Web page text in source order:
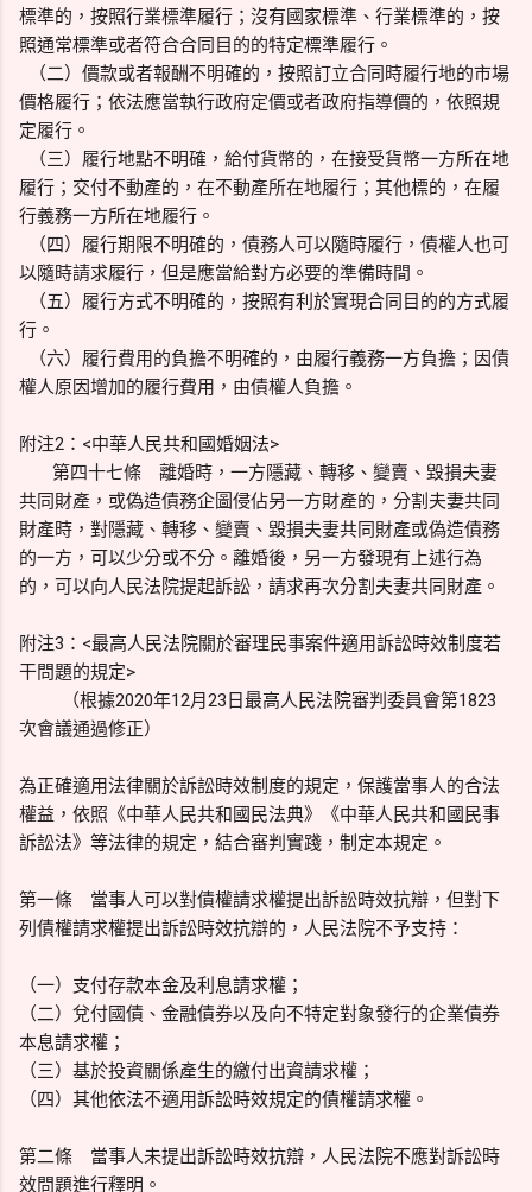
標準的，按照行業標準履行；沒有國家標準、行業標準的，按
照通常標準或者符合合同目的的特定標準履行。
（二）價款或者報酬不明確的，按照訂立合同時履行地的市場
價格履行；依法應當執行政府定價或者政府指導價的，依照規
定履行。
（三）履行地點不明確，給付貨幣的，在接受貨幣一方所在地
履行；交付不動產的，在不動產所在地履行；其他標的，在履
行義務一方所在地履行。
（四）履行期限不明確的，債務人可以隨時履行，債權人也可
以隨時請求履行，但是應當給對方必要的準備時間。
（五）履行方式不明確的，按照有利於實現合同目的的方式履
行。
（六）履行費用的負擔不明確的，由履行義務一方負擔；因債
權人原因增加的履行費用，由債權人負擔。
附注2：<中華人民共和國婚姻法>
第四十七條 離婚時，一方隱藏、轉移、變賣、毀損夫妻
共同財產，或偽造債務企圖侵佔另一方財產的，分割夫妻共同
財產時，對隱藏、轉移、變賣、毀損夫妻共同財產或偽造債務
的一方，可以少分或不分。離婚後，另一方發現有上述行為
的，可以向人民法院提起訴訟，請求再次分割夫妻共同財產。
附注3：<最高人民法院關於審理民事案件適用訴訟時效制度若
干問題的規定>
（根據2020年12月23日最高人民法院審判委員會第1823
次會議通過修正）
為正確適用法律關於訴訟時效制度的規定，保護當事人的合法
權益，依照《中華人民共和國民法典》《中華人民共和國民事
訴訟法》等法律的規定，結合審判實踐，制定本規定。
第一條 當事人可以對債權請求權提出訴訟時效抗辯，但對下
列債權請求權提出訴訟時效抗辯的，人民法院不予支持：
（一）支付存款本金及利息請求權；
（二）兌付國債、金融債券以及向不特定對象發行的企業債券
本息請求權；
（三）基於投資關係產生的繳付出資請求權；
（四）其他依法不適用訴訟時效規定的債權請求權。
第二條 當事人未提出訴訟時效抗辯，人民法院不應對訴訟時
效問題進行釋明。